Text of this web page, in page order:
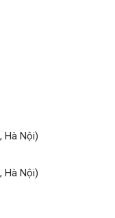
Hà Nội)
Hà Nội)